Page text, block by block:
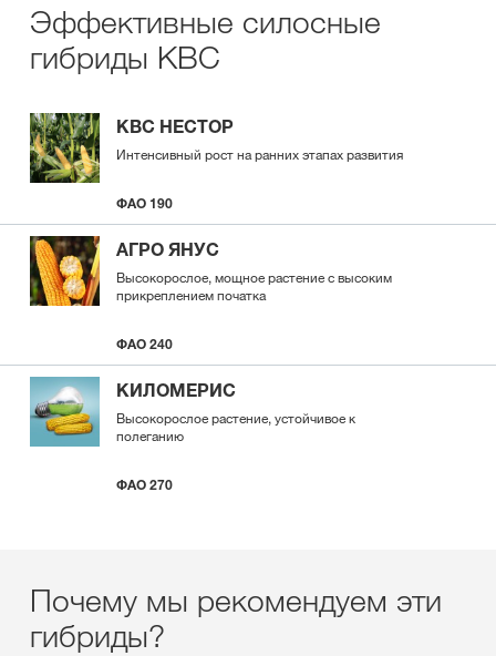
Эффективные силосные
гибриды КВС
КВС НЕСТОР
Интенсивный рост на ранних этапах развития
ФАО 190
АГРО ЯНУС
Высокорослое, мощное растение с высоким
прикреплением початка
ФАО 240
КИЛОМЕРИС
Высокорослое растение, устойчивое к
полеганию
ФАО 270
Почему мы рекомендуем эти
гибриды?